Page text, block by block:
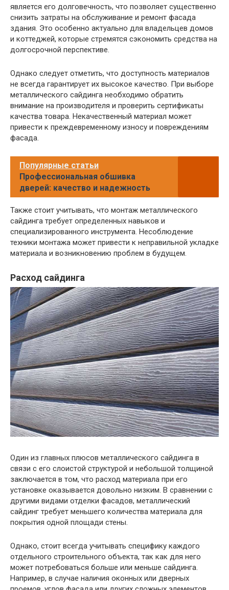
является его долговечность, что позволяет существенно
снизить затраты на обслуживание и ремонт фасада
здания. Это особенно актуально для владельцев домов
и коттеджей, которые стремятся сэкономить средства на
долгосрочной перспективе.
Однако следует отметить, что доступность материалов
не всегда гарантирует их высокое качество. При выборе
металлического сайдинга необходимо обратить
внимание на производителя и проверить сертификаты
качества товара. Некачественный материал может
привести к преждевременному износу и повреждениям
фасада.
Популярные статьи
Профессиональная обшивка
дверей: качество и надежность
Также стоит учитывать, что монтаж металлического
сайдинга требует определенных навыков и
специализированного инструмента. Несоблюдение
техники монтажа может привести к неправильной укладке
материала и возникновению проблем в будущем.
Расход сайдинга
Один из главных плюсов металлического сайдинга в
связи с его слоистой структурой и небольшой толщиной
заключается в том, что расход материала при его
установке оказывается довольно низким. В сравнении с
другими видами отделки фасадов, металлический
сайдинг требует меньшего количества материала для
покрытия одной площади стены.
Однако, стоит всегда учитывать специфику каждого
отдельного строительного объекта, так как для него
может потребоваться больше или меньше сайдинга.
Например, в случае наличия оконных или дверных